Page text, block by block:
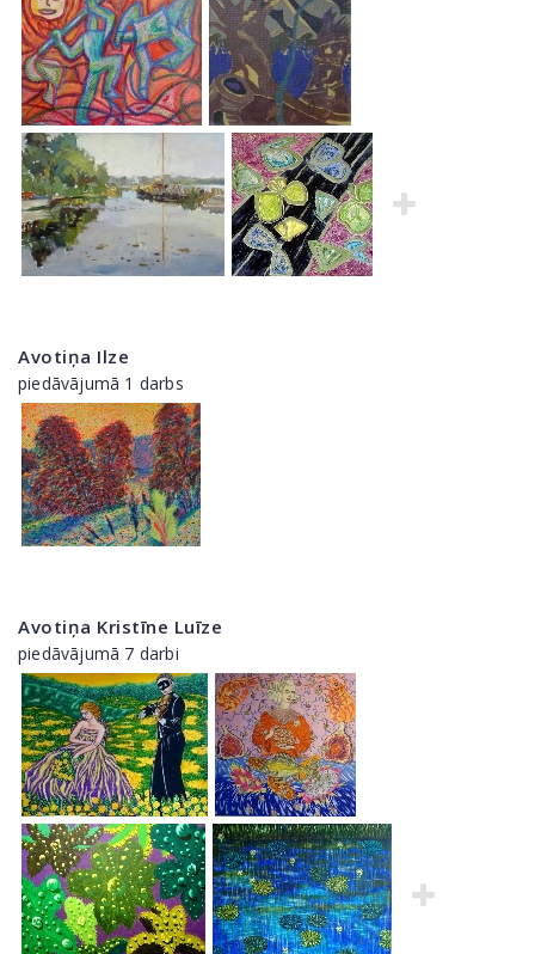
Avotiņa Ilze
piedāvājumā 1 darbs
Avotiņa Kristīne Luīze
piedāvājumā 7 darbi